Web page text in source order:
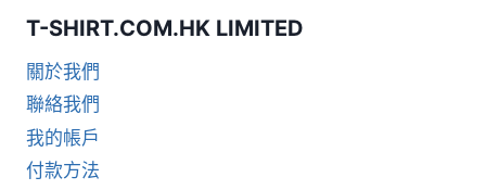
T-SHIRT.COM.HK LIMITED
關於我們
聯絡我們
我的帳戶
付款方法